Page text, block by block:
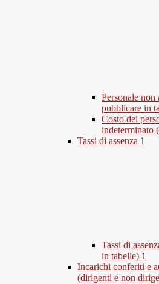
Personale non
pubblicare in
Costo del
indeterminato
Tassi di assenza 1
Tassi di
in tabelle) 1
Incarichi conferiti e
(dirigenti e non